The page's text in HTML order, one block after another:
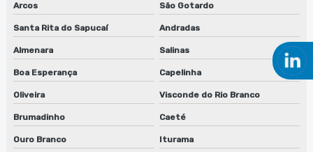
Manutenção de máquina de limpeza de equipamentos
Manutenção de máquina de limpeza de equipamentos em
jundiaí
Manutenção de máquina de limpeza de equipamentos em sp
Manutenção de sugador de refiles
Arcos São Gotardo
Santa Rita do Sapucaí Andradas
Almenara Salinas
Boa Esperança Capelinha
Oliveira Visconde do Rio Branco
Brumadinho Caeté
Ouro Branco Iturama